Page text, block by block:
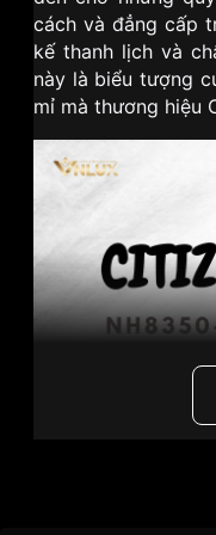
cách và đẳng cấp
kế thanh lịch và
này là biểu tượng
mỉ mà thương hiệu